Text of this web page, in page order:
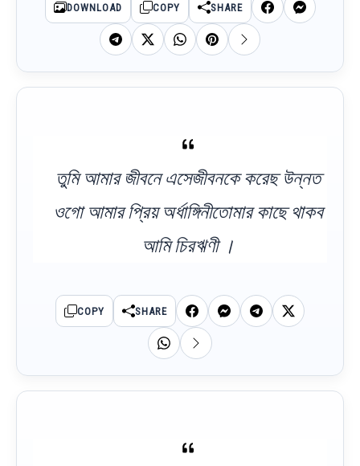
DOWNLOAD COPY SHARE
তুমি আমার জীবনে এসেজীবনকে করেছ উন্নত
ওগো আমার প্রিয় অর্ধাঙ্গিনীতোমার কাছে থাকব
আমি চিরঋণী ।
COPY SHARE